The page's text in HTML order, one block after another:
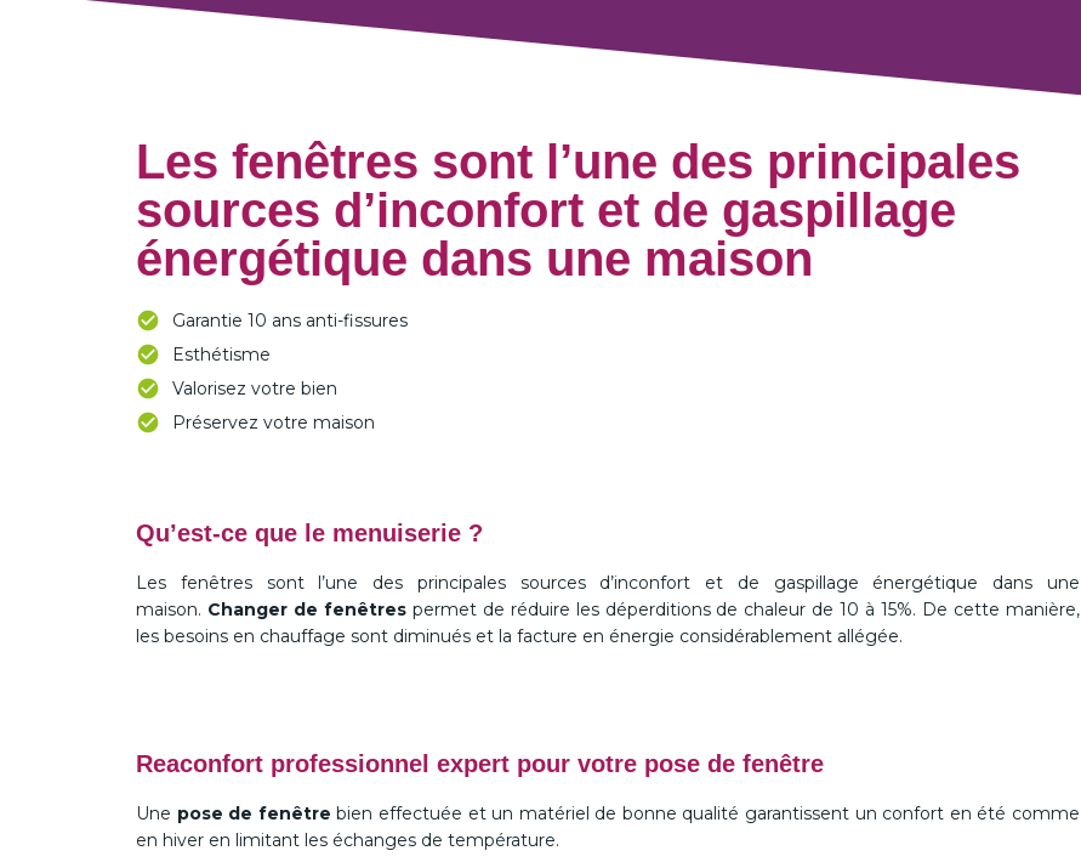
Les fenêtres sont l’une des principales
sources d’inconfort et de gaspillage
énergétique dans une maison
Garantie 10 ans anti-fissures
Esthétisme
Valorisez votre bien
Préservez votre maison
Qu’est-ce que le menuiserie ?
Les fenêtres sont l’une des principales sources d’inconfort et de gaspillage énergétique dans une
maison. Changer de fenêtrespermet de réduire les déperditions de chaleur de 10 à 15%. De cette manière,
les besoins en chauffage sont diminués et la facture en énergie considérablement allégée.
Reaconfort professionnel expert pour votre pose de fenêtre
Une pose de fenêtre bien effectuée et un matériel de bonne qualité garantissent un confort en été comme
en hiver en limitant les échanges de température.